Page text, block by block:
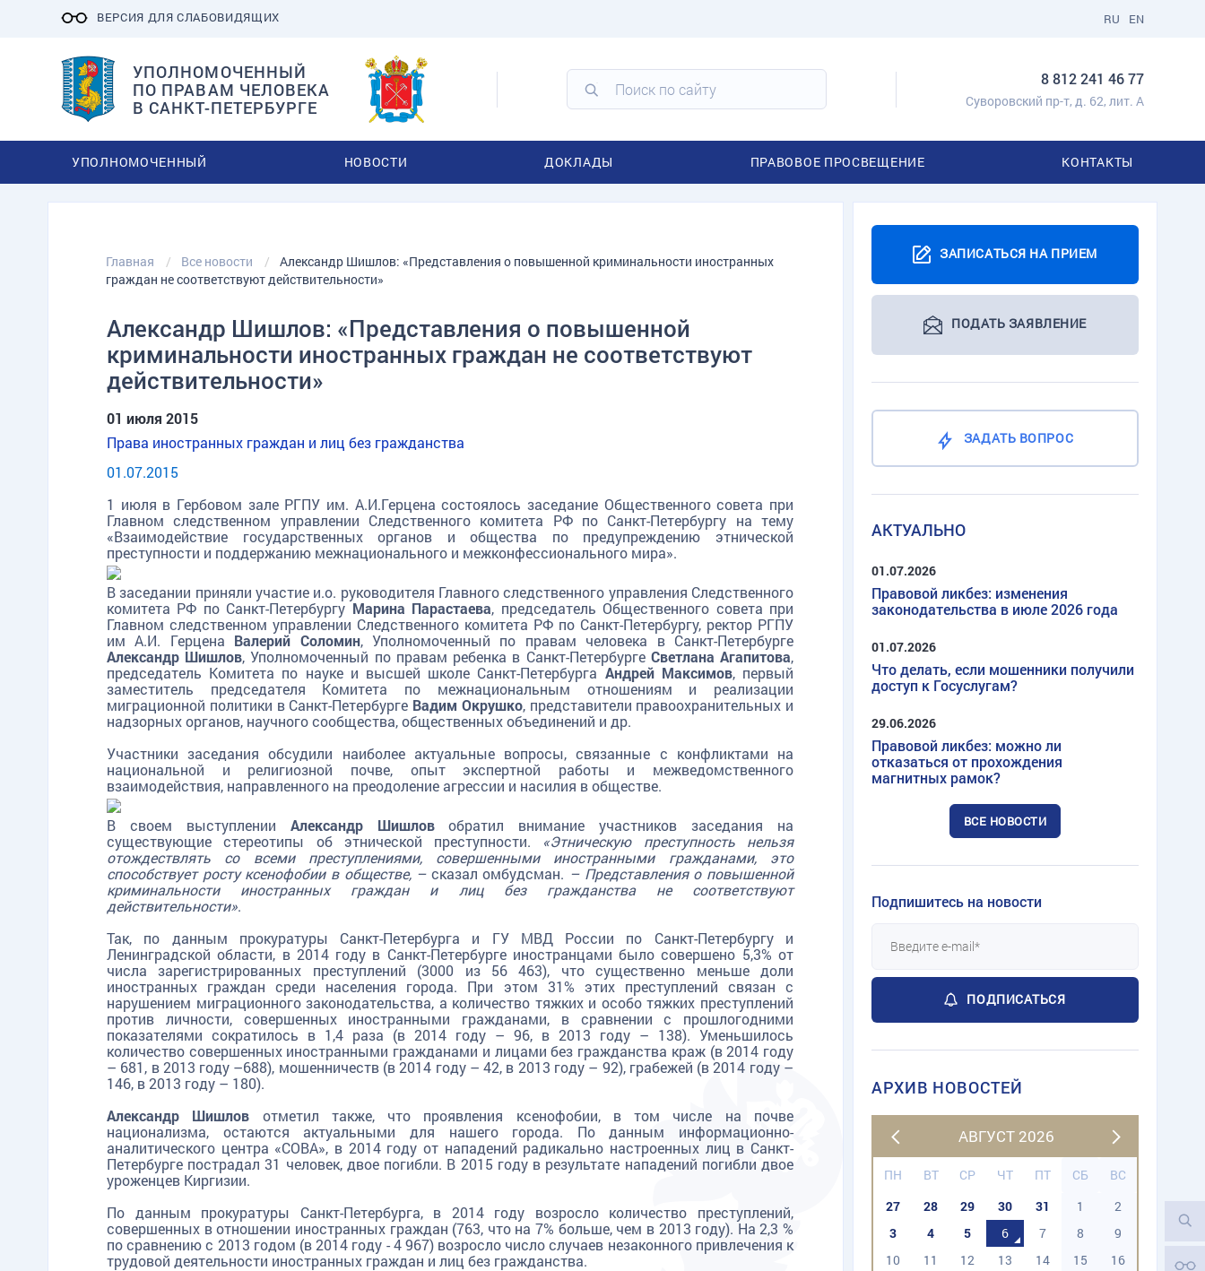
ВЕРСИЯ ДЛЯ СЛАБОВИДЯЩИХ EN
RU
УПОЛНОМОЧЕННЫЙ
ПО ПРАВАМ ЧЕЛОВЕКА
В САНКТ-ПЕТЕРБУРГЕ
8 812 241 46 77
Суворовский пр-т, д. 62, лит. А
УПОЛНОМОЧЕННЫЙ НОВОСТИ ДОКЛАДЫ ПРАВОВОЕ ПРОСВЕЩЕНИЕ КОНТАКТЫ
Главная Все новости
Александр Шишлов: «Представления о повышенной криминальности иностранных
граждан не соответствуют действительности»
Александр Шишлов: «Представления о повышенной
криминальности иностранных граждан не соответствуют
действительности»
01 июля 2015
Права иностранных граждан и лиц без гражданства
01.07.2015
1 июля в Гербовом зале РГПУ им. А.И.Герцена состоялось заседание Общественного совета при
Главном следственном управлении Следственного комитета РФ по Санкт-Петербургу на тему
«Взаимодействие государственных органов и общества по предупреждению этнической
преступности и поддержанию межнационального и межконфессионального мира».
В заседании приняли участие и.о. руководителя Главного следственного управления Следственного
комитета РФ по Санкт-Петербургу Марина Парастаева, председатель Общественного совета при
Главном следственном управлении Следственного комитета РФ по Санкт-Петербургу, ректор РГПУ
им А.И. Герцена Валерий Соломин, Уполномоченный по правам человека в Санкт-Петербурге
Александр Шишлов, Уполномоченный по правам ребенка в Санкт-Петербурге Светлана Агапитова,
председатель Комитета по науке и высшей школе Санкт-Петербурга Андрей Максимов, первый
заместитель председателя Комитета по межнациональным отношениям и реализации
миграционной политики в Санкт-Петербурге Вадим Окрушко, представители правоохранительных и
надзорных органов, научного сообщества, общественных объединений и др.
Участники заседания обсудили наиболее актуальные вопросы, связанные с конфликтами на
национальной и религиозной почве, опыт экспертной работы и межведомственного
взаимодействия, направленного на преодоление агрессии и насилия в обществе.
В своем выступлении Александр Шишловобратил внимание участников заседания на
существующие стереотипы об этнической преступности. «Этническую преступность нельзя
отождествлять со всеми преступлениями, совершенными иностранными гражданами, это
способствует росту ксенофобии в обществе, –сказал омбудсман. – Представления о повышенной
криминальности иностранных граждан и лиц без гражданства не соответствуют
действительности».
Так, по данным прокуратуры Санкт-Петербурга и ГУ МВД России по Санкт-Петербургу и
Ленинградской области, в 2014 году в Санкт-Петербурге иностранцами было совершено 5,3% от
числа зарегистрированных преступлений (3000 из 56 463), что существенно меньше доли
иностранных граждан среди населения города. При этом 31% этих преступлений связан с
нарушением миграционного законодательства, а количество тяжких и особо тяжких преступлений
против личности, совершенных иностранными гражданами, в сравнении с прошлогодними
показателями сократилось в 1,4 раза (в 2014 году – 96, в 2013 году – 138). Уменьшилось
количество совершенных иностранными гражданами и лицами без гражданства краж (в 2014 году
– 681, в 2013 году –688), мошенничеств (в 2014 году – 42, в 2013 году – 92), грабежей (в 2014 году –
146, в 2013 году – 180).
Александр Шишлов отметил также, что проявления ксенофобии, в том числе на почве
национализма, остаются актуальными для нашего города. По данным информационно-
аналитического центра «СОВА», в 2014 году от нападений радикально настроенных лиц в Санкт-
Петербурге пострадал 31 человек, двое погибли. В 2015 году в результате нападений погибли двое
уроженцев Киргизии.
По данным прокуратуры Санкт-Петербурга, в 2014 году возросло количество преступлений,
совершенных в отношении иностранных граждан (763, что на 7% больше, чем в 2013 году). На 2,3 %
по сравнению с 2013 годом (в 2014 году - 4 967) возросло число случаев незаконного привлечения к
трудовой деятельности иностранных граждан и лиц без гражданства.
ЗАПИСАТЬСЯ НА ПРИЕМ
ПОДАТЬ ЗАЯВЛЕНИЕ
ЗАДАТЬ ВОПРОС
АКТУАЛЬНО
01.07.2026
Правовой ликбез: изменения
законодательства в июле 2026 года
01.07.2026
Что делать, если мошенники получили
доступ к Госуслугам?
29.06.2026
Правовой ликбез: можно ли
отказаться от прохождения
магнитных рамок?
ВСЕ НОВОСТИ
Подпишитесь на новости
ПОДПИСАТЬСЯ
АРХИВ НОВОСТЕЙ
АВГУСТ 2026
ПН ВТ СР ЧТ ПТ СБ
ВС
27
28 29 30 31 1
2
3
4 5 6 7 8
9
10
11 12 13 14 15
16